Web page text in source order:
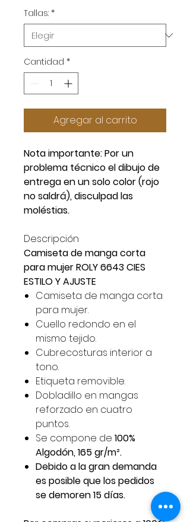
Tallas: *
Cantidad *
Agregar al carrito
Nota importante: Por un
problema técnico el dibujo de
entrega en un solo color (rojo
no saldrá), disculpad las
moléstias.
Descripción
Camiseta de manga corta
para mujer ROLY 6643 CIES
ESTILO Y AJUSTE
Camiseta de manga corta
para mujer.
Cuello redondo en el
mismo tejido.
Cubrecosturas interior a
tono.
Etiqueta removible.
Dobladillo en mangas
reforzado en cuatro
puntos.
Se compone de 100%
Algodón, 165 gr/m².
Debido a la gran demanda
es posible que los pedidos
se demoren 15 días.